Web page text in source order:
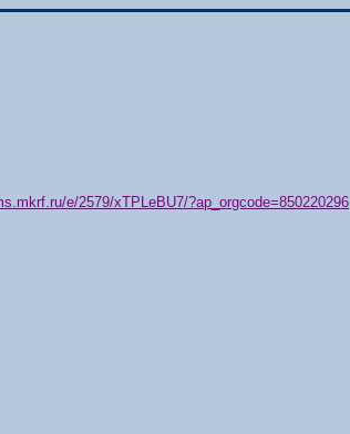
e/2579/xTPLeBU7/?ap_orgcode=850220296